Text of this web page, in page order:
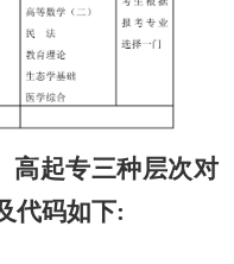
高起专三种层次对
代码如下: